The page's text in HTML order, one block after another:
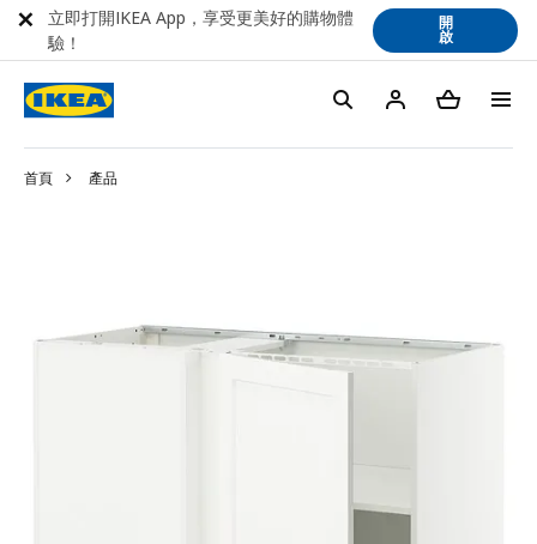
首頁 產品
立即打開IKEA App，享受更美好的購物體
驗！
開
啟